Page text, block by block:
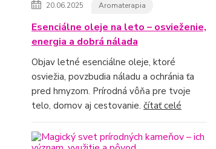
20.06.2025 Aromaterapia
Esenciálne oleje na leto – osvieženie,
energia a dobrá nálada
Objav letné esenciálne oleje, ktoré
osviežia, povzbudia náladu a ochránia ťa
pred hmyzom. Prírodná vôňa pre tvoje
telo, domov aj cestovanie. čítať celé